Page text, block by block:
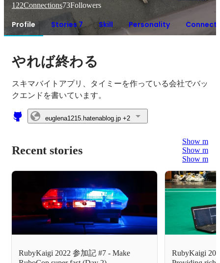
122Connections73Followers
Profile Stories 7 Skill Personality
やれば終わる
スキマバイトアプリ、タイミーを作っている会社でバッ
euglena1215.hatenablog.jp +2
Recent stories
Show more
Show more
Show more
RubyKaigi 2022 参加記 #7 - Make
RubyKaigi